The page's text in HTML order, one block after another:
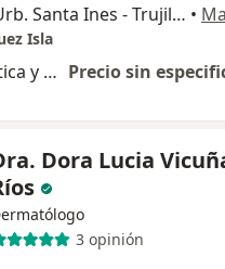
Los Corales 275 , Urb. Santa Ines - Trujillo, Trujillo •
Isla
Visita Cirugía Plástica y Reparadora Precio sin
Dora Lucia
3 opinión